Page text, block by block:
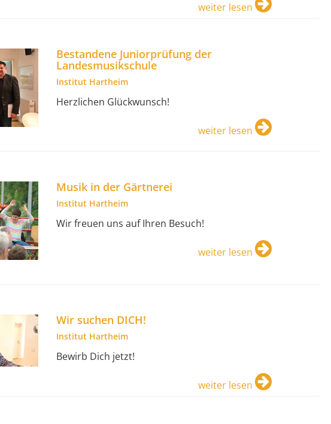
weiter lesen
Bestandene Juniorprüfung der
Landesmusikschule
Institut Hartheim
Herzlichen Glückwunsch!
weiter lesen
Musik in der Gärtnerei
Institut Hartheim
Wir freuen uns auf Ihren Besuch!
weiter lesen
Wir suchen DICH!
Institut Hartheim
Bewirb Dich jetzt!
weiter lesen